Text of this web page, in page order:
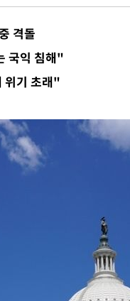
수…이병태
지(종합)
10.3만개
말고 과감히
하향
난지역 선
망지 못
격돌
국익 침해"
위기 초래"